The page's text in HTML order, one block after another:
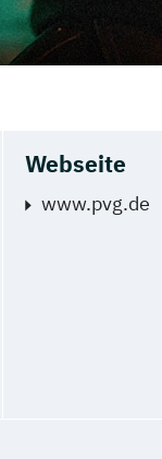
Webseite
www.pvg.de